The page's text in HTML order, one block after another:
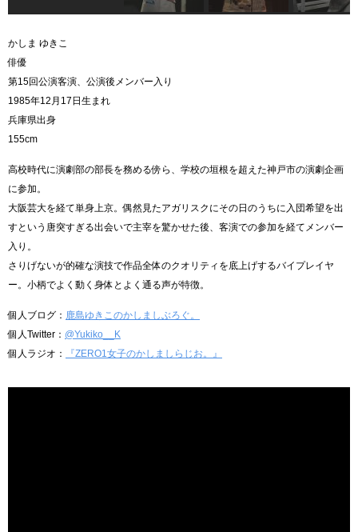
かしま ゆきこ
俳優
第15回公演客演、公演後メンバー入り
1985年12月17日生まれ
兵庫県出身
155cm
高校時代に演劇部の部長を務める傍ら、学校の垣根を超えた神戸市の演劇企画
に参加。
大阪芸大を経て単身上京。偶然見たアガリスクにその日のうちに入団希望を出
すという唐突すぎる出会いで主宰を驚かせた後、客演での参加を経てメンバー
入り。
さりげないが的確な演技で作品全体のクオリティを底上げするバイプレイヤ
ー。小柄でよく動く身体とよく通る声が特徴。
個人ブログ： 鹿島ゆきこのかしましぶろぐ。
個人Twitter： @Yukiko__K
個人ラジオ：
『ZERO1女子のかしましらじお。』